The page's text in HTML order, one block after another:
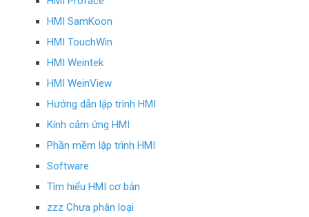
HMI SamKoon
HMI TouchWin
HMI Weintek
HMI WeinView
Hướng dẫn lập trình HMI
Kính cảm ứng HMI
Phần mềm lập trình HMI
Software
Tìm hiểu HMI cơ bản
zzz Chưa phân loại